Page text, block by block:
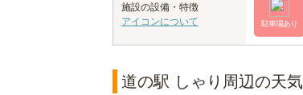
施設の設備・特徴
アイコンについて
駐車場あり
道の駅 しゃり周辺の天